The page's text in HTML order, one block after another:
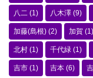
八二 (1) 八木澤 (9)
加藤(島根) (2) 加賀 (1)
北村 (1) 千代緑 (1)
吉市 (1) 吉本 (6)